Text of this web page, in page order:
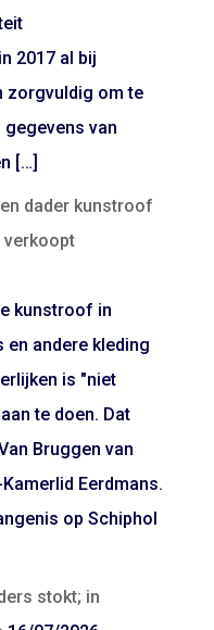
2017 al bij
zorgvuldig om te
gegevens van
[…]
dader kunstroof
verkoopt
kunstroof in
en andere kleding
is "niet
te doen. Dat
Bruggen van
Eerdmans.
op Schiphol
stokt; in